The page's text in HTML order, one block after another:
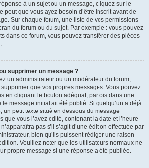
à un sujet ou un message, cliquez sur le
peut que vous ayez besoin d’être inscrit avant de
Sur chaque forum, une liste de vos permissions
du forum ou du sujet. Par exemple : vous pouvez
dans ce forum, vous pouvez transférer des pièces
supprimer un message ?
un administrateur ou un modérateur du forum,
que vos propres messages. Vous pouvez
en cliquant le bouton adéquat, parfois dans une
le message initial ait été publié. Si quelqu’un a déjà
un petit texte situé en dessous du message
que vous l’avez édité, contenant la date et l’heure
pas s’il s’agit d’une édition effectuée par
bien qu’ils puissent rédiger une raison
Veuillez noter que les utilisateurs normaux ne
propre message si une réponse a été publiée.